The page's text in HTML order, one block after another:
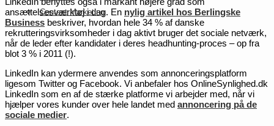
Content Marketing
ansættelsesværktøj i dag. En nylig artikel hos Berlingske
Business beskriver, hvordan hele 34 % af danske
rekrutteringsvirksomheder i dag aktivt bruger det sociale netværk,
når de leder efter kandidater i deres headhunting-proces – op fra
blot 3 % i 2011 (!).
LinkedIn kan ydermere anvendes som annonceringsplatform
ligesom Twitter og Facebook. Vi anbefaler hos OnlineSynlighed.dk
LinkedIn som en af de stærke platforme vi arbejder med, når vi
hjælper vores kunder over hele landet med annoncering på de
sociale medier.